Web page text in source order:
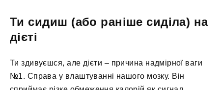
Ти сидиш (або раніше сиділа) на
дієті
Ти здивуєшся, але дієти – причина надмірної ваги
№1. Справа у влаштуванні нашого мозку. Він